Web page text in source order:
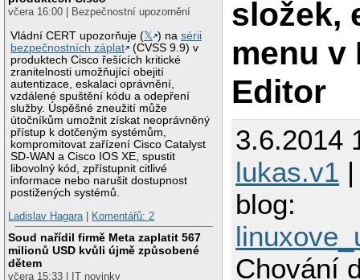
včera 16:00 | Bezpečnostní upozornění
Vládní CERT upozorňuje (𝕏 ) nasérii
bezpečnostních záplat
(CVSS 9.9) v
produktech Cisco řešících kritické
zranitelnosti umožňující obejití
autentizace, eskalaci oprávnění,
vzdálené spuštění kódu a odepření
služby. Úspěšné zneužití může
útočníkům umožnit získat neoprávněný
přístup k dotčeným systémům,
kompromitovat zařízení Cisco Catalyst
SD-WAN a Cisco IOS XE, spustit
libovolný kód, zpřístupnit citlivé
informace nebo narušit dostupnost
postižených systémů.
Ladislav Hagara| Komentářů: 2
Soud nařídil firmě Meta zaplatit 567
milionů USD kvůli újmě způsobené
dětem
včera 15:33 | IT novinky
složek,
menu v
Editor
3.6.2014
lukas.v1
blog:
Chování